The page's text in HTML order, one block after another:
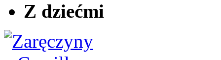
Z dziećmi